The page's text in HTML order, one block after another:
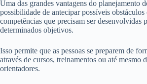
Uma das grandes vantagens do planejamento
possibilidade de antecipar possíveis
competências que precisam ser desenvolvidas
determinados objetivos.
Isso permite que as pessoas se preparem de
através de cursos, treinamentos ou até mesmo
orientadores.